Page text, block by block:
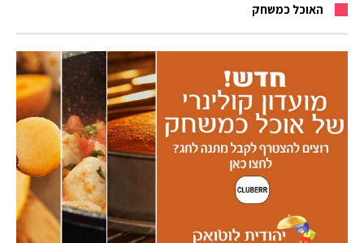
האוכל כמשחק